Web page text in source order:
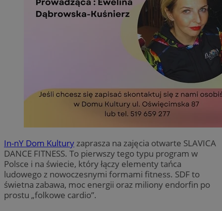
In-nY Dom Kulturyzaprasza na zajęcia otwarte SLAVICA
DANCE FITNESS. To pierwszy tego typu program w
Polsce i na świecie, który łączy elementy tańca
ludowego z nowoczesnymi formami fitness. SDF to
świetna zabawa, moc energii oraz miliony endorfin po
prostu „folkowe cardio”.